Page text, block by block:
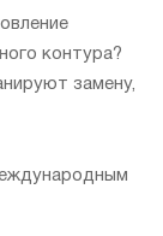
контура?
замену,